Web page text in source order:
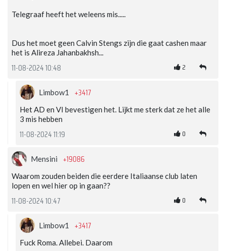
Telegraaf heeft het weleens mis.....
Dus het moet geen Calvin Stengs zijn die gaat cashen maar
het is Alireza Jahanbakhsh...
11-08-2024 10:48 2
Limbow1 +3417
Het AD en VI bevestigen het. Lijkt me sterk dat ze het alle
3 mis hebben
11-08-2024 11:19 0
Mensini +19086
Waarom zouden beiden die eerdere Italiaanse club laten
lopen en wel hier op in gaan??
11-08-2024 10:47 0
Limbow1 +3417
Fuck Roma. Allebei. Daarom